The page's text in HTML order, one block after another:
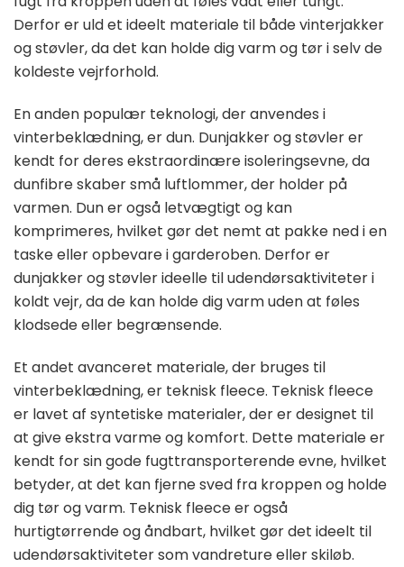
Derfor er uld et ideelt materiale til både vinterjakker
og støvler, da det kan holde dig varm og tør i selv de
koldeste vejrforhold.
En anden populær teknologi, der anvendes i
vinterbeklædning, er dun. Dunjakker og støvler er
kendt for deres ekstraordinære isoleringsevne, da
dunfibre skaber små luftlommer, der holder på
varmen. Dun er også letvægtigt og kan
komprimeres, hvilket gør det nemt at pakke ned i en
taske eller opbevare i garderoben. Derfor er
dunjakker og støvler ideelle til udendørsaktiviteter i
koldt vejr, da de kan holde dig varm uden at føles
klodsede eller begrænsende.
Et andet avanceret materiale, der bruges til
vinterbeklædning, er teknisk fleece. Teknisk fleece
er lavet af syntetiske materialer, der er designet til
at give ekstra varme og komfort. Dette materiale er
kendt for sin gode fugttransporterende evne, hvilket
betyder, at det kan fjerne sved fra kroppen og holde
dig tør og varm. Teknisk fleece er også
hurtigtørrende og åndbart, hvilket gør det ideelt til
udendørsaktiviteter som vandreture eller skiløb.